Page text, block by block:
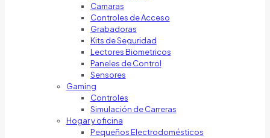
Camaras
Controles de Acceso
Grabadoras
Kits de Seguridad
Lectores Biometricos
Paneles de Control
Sensores
Gaming
Controles
Simulación de Carreras
Hogar y oficina
Pequeños Electrodomésticos